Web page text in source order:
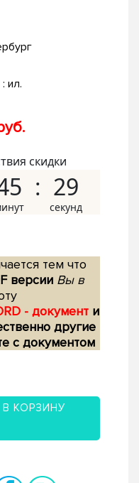
ил.
скидки
28
тем что
версии Вы в
- документ и
другие
с документом
КОРЗИНУ